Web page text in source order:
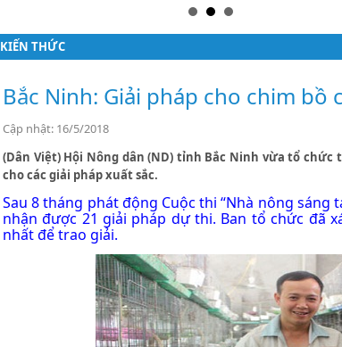
KIẾN THỨC
Bắc Ninh: Giải pháp cho chim
Cập nhật: 16/5/2018
(Dân Việt) Hội Nông dân (ND) tỉnh Bắc Ninh vừa tổ
cho các giải pháp xuất sắc.
Sau 8 tháng phát động Cuộc thi “Nhà nông sáng
nhận được 21 giải pháp dự thi. Ban tổ chức đã
nhất để trao giải.